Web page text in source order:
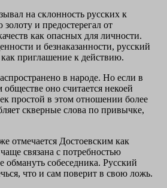
на склонность русских к
и предостерегал от
как опасных для личности.
и безнаказанности, русский
приглашение к действию.
в народе. Но если в
обществе оно считается некоей
простой в этом отношении более
скверные слова по привычке,
отмечается Достоевским как
связана с потребностью
обмануть собеседника. Русский
что и сам поверит в свою ложь.